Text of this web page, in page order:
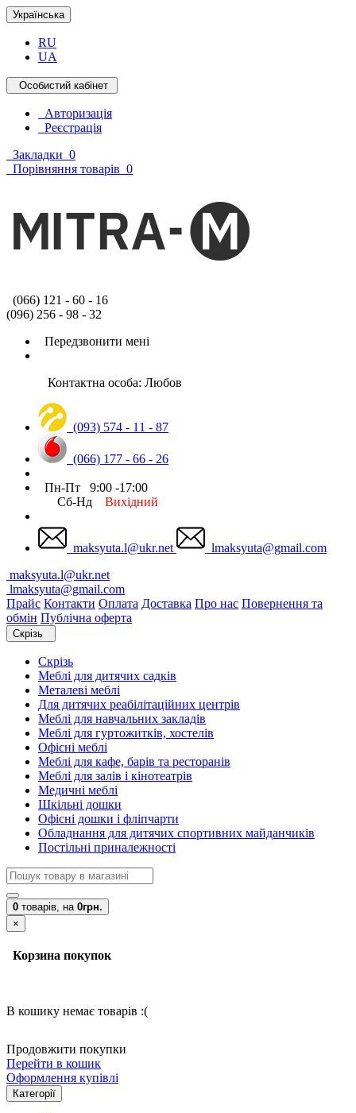
Українська
RU
UA
Особистий кабінет
Авторизація
Реєстрація
Закладки 0
Порівняння товарів 0
(066) 121 - 60 - 16
(096) 256 - 98 - 32
Передзвонити мені
Контактна особа: Любов
(093) 574 - 11 - 87
(066) 177 - 66 - 26
Пн-Пт 9:00 -17:00
Сб-Нд Вихідний
maksyuta.l@ukr.net
lmaksyuta@gmail.com
maksyuta.l@ukr.net
lmaksyuta@gmail.com
Прайс Контакти Оплата Доставка Про нас Повернення та
обмін Публічна оферта
Скрізь
Скрізь
Меблі для дитячих садків
Металеві меблі
Для дитячих реабілітаційних центрів
Меблі для навчальних закладів
Меблі для гуртожитків, хостелів
Офісні меблі
Меблі для кафе, барів та ресторанів
Меблі для залів і кінотеатрів
Медичні меблі
Шкільні дошки
Офісні дошки і фліпчарти
Обладнання для дитячих спортивних майданчиків
Постільні приналежності
0 товарів, на 0грн.
×
Корзина покупок
В кошику немає товарів :(
Продовжити покупки
Перейти в кошик
Оформлення купівлі
Категорії